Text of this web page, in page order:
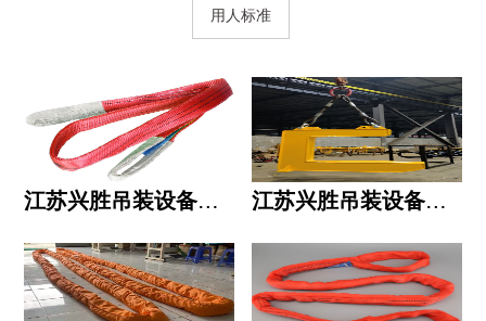
用人标准
江苏兴胜吊装设备有限公司的用人标准 江苏兴胜吊装设备有限公司的六大统一